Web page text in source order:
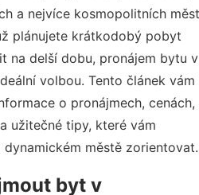
a nejvíce kosmopolitních měst
plánujete krátkodobý pobyt
na delší dobu, pronájem bytu v
volbou. Tento článek vám
o pronájmech, cenách,
užitečné tipy, které vám
městě zorientovat.
byt v